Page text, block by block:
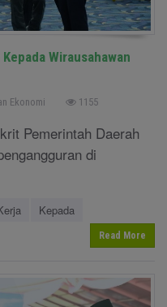
Wirausahawan
Ekonomi 1155
Pemerintah Daerah
di
Kepada
Read More